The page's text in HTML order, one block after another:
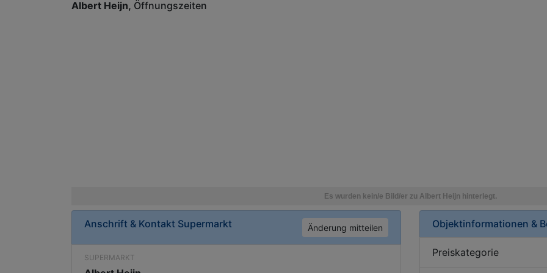
Albert Heijn Öffnungszeiten
Anschrift & Kontakt Supermarkt Änderung mitteilen
SUPERMARKT
Objektinformationen &
Preiskategorie